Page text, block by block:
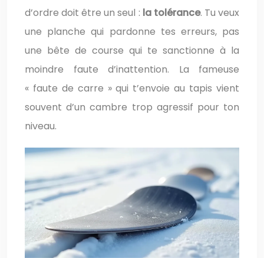
d’ordre doit être un seul : la tolérance. Tu veux
une planche qui pardonne tes erreurs, pas
une bête de course qui te sanctionne à la
moindre faute d’inattention. La fameuse
« faute de carre » qui t’envoie au tapis vient
souvent d’un cambre trop agressif pour ton
niveau.